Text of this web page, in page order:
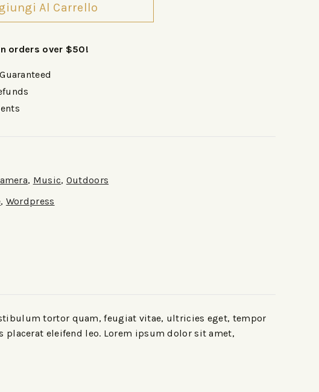
Al Carrello
orders over $50!
, Music, Outdoors
, Wordpress
tortor quam, feugiat vitae, ultricies eget, tempor
placerat eleifend leo. Lorem ipsum dolor sit amet,